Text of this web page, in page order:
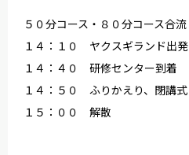
５０分コース・８０分コース合流
１４：１０ ヤクスギランド出発
１４：４０ 研修センター到着
１４：５０ ふりかえり、閉講式
１５：００ 解散